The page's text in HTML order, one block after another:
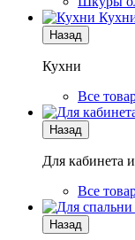
Назад
Кухни
Все
Назад
Для кабинета
Все
Назад